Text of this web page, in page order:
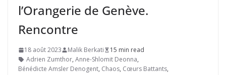
l’Orangerie de Genève.
Rencontre
18 août 2023 Malik Berkati
15 min read
Adrien Zumthor, Anne-Shlomit Deonna,
Bénédicte Amsler Denogent, Chaos, Cœurs Battants,